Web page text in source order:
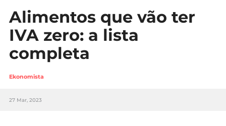
Carreira
Casa
Lifestyle
Sociedade
Alimentos que vão ter
IVA zero: a lista
completa
Ekonomista
27 Mar, 2023